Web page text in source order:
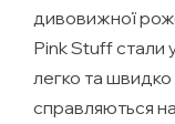
дивовижної
Pink Stuff стали
легко та
справляються